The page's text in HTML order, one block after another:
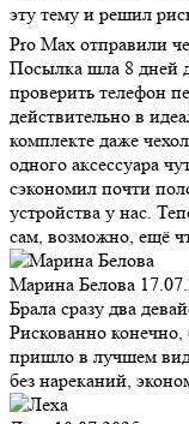
эту тему и решил
Pro Max отправили
Посылка шла 8 дней
проверить телефон
действительно в
комплекте даже
одного аксессуара
сэкономил почти
устройства у нас.
сам, возможно, ещё
Марина Белова
Брала сразу два
Рискованно
пришло в лучшем
без нареканий,